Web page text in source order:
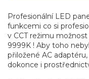
Profesionální LED
funkcemi co si
v CCT režimu
9999K ! Aby toho
přiložené AC
dokonce i